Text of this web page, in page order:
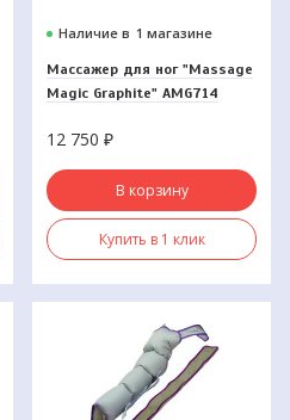
Наличие в 1 магазине
Массажер для ног "Massage
Magic Graphite" AMG714
12 750₽
В корзину
Купить в 1 клик